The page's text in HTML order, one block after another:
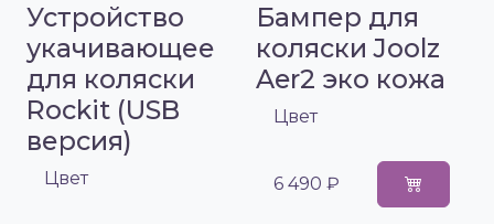
Устройство
укачивающее
для коляски
Rockit (USB
версия)
Цвет
Бампер для
коляски Joolz
Aer2 эко кожа
Цвет
6 490 ₽